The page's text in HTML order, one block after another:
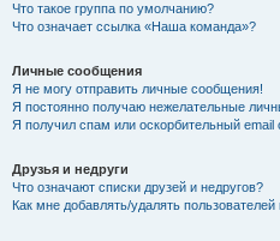
Что такое группа по умолчанию?
Что означает ссылка «Наша команда»?
Личные сообщения
Я не могу отправить личные сообщения!
Я постоянно получаю нежелательные
Я получил спам или оскорбительный email
Друзья и недруги
Что означают списки друзей и недругов?
Как мне добавлять/удалять